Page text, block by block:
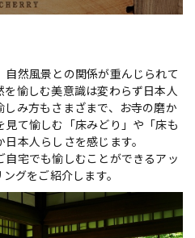
然風景との関係が重んじられて
愉しむ美意識は変わらず日本人
み方もさまざまで、お寺の磨か
て愉しむ「床みどり」や「床も
本人らしさを感じます。
宅でも愉しむことができるアッ
グをご紹介します。